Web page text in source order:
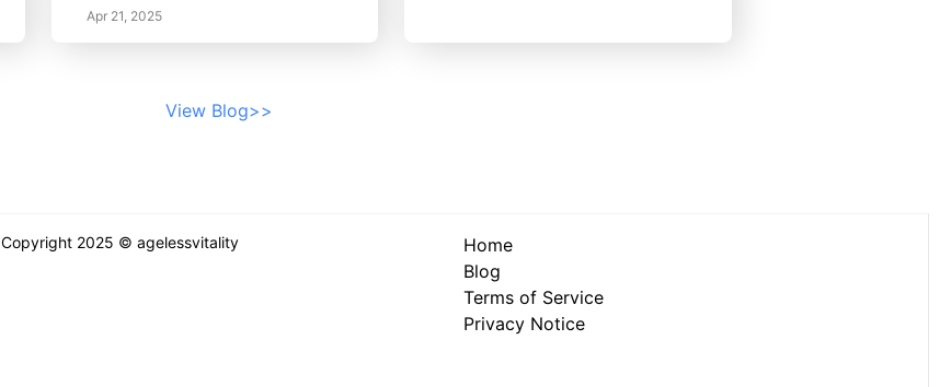
果可以显著影响您的情绪和能
量，促进创造力和强烈的使命
空间中的五种元素——木、火、
您可以将家庭办公室转变为生产
纤维等材料进一步将您的装饰与
局。为不同的活动创建区域，确
拥抱自然元素和寻求专家建议，
您可以创造一个支持您生活方式
开始您的家居装修之旅，您将创
Apr 21, 2025
View Blog>>
Copyright 2025 © agelessvitality
Home
Blog
Terms of Service
Privacy Notice